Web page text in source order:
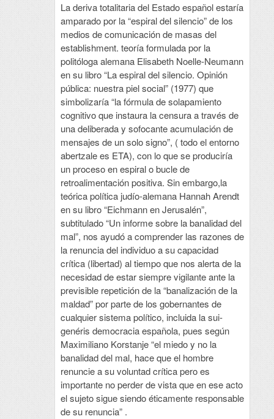
La deriva totalitaria del Estado español estaría
amparado por la “espiral del silencio” de los
medios de comunicación de masas del
establishment. teoría formulada por la
politóloga alemana Elisabeth Noelle-Neumann
en su libro “La espiral del silencio. Opinión
pública: nuestra piel social” (1977) que
simbolizaría “la fórmula de solapamiento
cognitivo que instaura la censura a través de
una deliberada y sofocante acumulación de
mensajes de un solo signo”, ( todo el entorno
abertzale es ETA), con lo que se produciría
un proceso en espiral o bucle de
retroalimentación positiva. Sin embargo,la
teórica política judío-alemana Hannah Arendt
en su libro “Eichmann en Jerusalén”,
subtitulado “Un informe sobre la banalidad del
mal”, nos ayudó a comprender las razones de
la renuncia del individuo a su capacidad
crítica (libertad) al tiempo que nos alerta de la
necesidad de estar siempre vigilante ante la
previsible repetición de la “banalización de la
maldad” por parte de los gobernantes de
cualquier sistema político, incluida la sui-
genéris democracia española, pues según
Maximiliano Korstanje “el miedo y no la
banalidad del mal, hace que el hombre
renuncie a su voluntad crítica pero es
importante no perder de vista que en ese acto
el sujeto sigue siendo éticamente responsable
de su renuncia” .